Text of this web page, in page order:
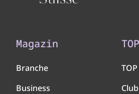
Magazin
Branche
Business